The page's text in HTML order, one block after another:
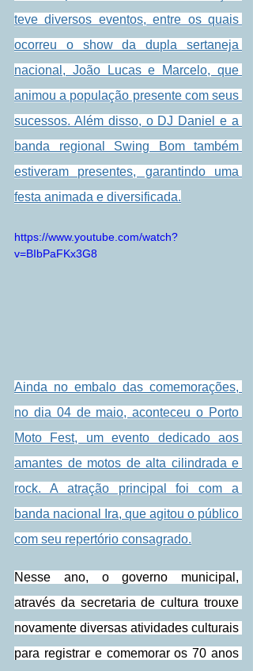
teve diversos eventos, entre os quais
ocorreu o show da dupla sertaneja
nacional, João Lucas e Marcelo, que
animou a população presente com seus
sucessos. Além disso, o DJ Daniel e a
banda regional Swing Bom também
estiveram presentes, garantindo uma
festa animada e diversificada.
https://www.youtube.com/watch?
v=BIbPaFKx3G8
Ainda no embalo das comemorações,
no dia 04 de maio, aconteceu o Porto
Moto Fest, um evento dedicado aos
amantes de motos de alta cilindrada e
rock. A atração principal foi com a
banda nacional Ira, que agitou o público
com seu repertório consagrado.
Nesse ano, o governo municipal,
através da secretaria de cultura trouxe
novamente diversas atividades culturais
para registrar e comemorar os 70 anos